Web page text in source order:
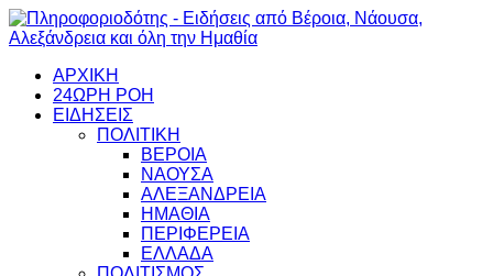
ΑΡΧΙΚΗ
24ΩΡΗ ΡΟΗ
ΕΙΔΗΣΕΙΣ
ΠΟΛΙΤΙΚΗ
ΒΕΡΟΙΑ
ΝΑΟΥΣΑ
ΑΛΕΞΑΝΔΡΕΙΑ
ΗΜΑΘΙΑ
ΠΕΡΙΦΕΡΕΙΑ
ΕΛΛΑΔΑ